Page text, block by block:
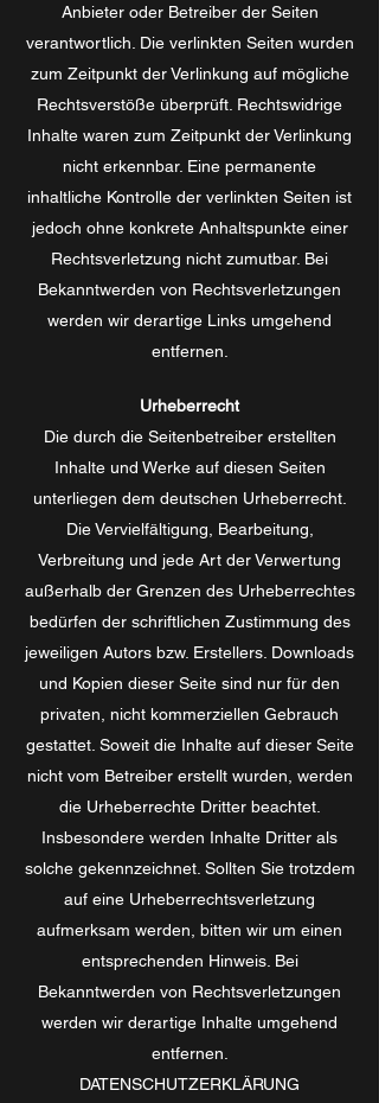
Anbieter oder Betreiber der Seiten
verantwortlich. Die verlinkten Seiten wurden
zum Zeitpunkt der Verlinkung auf mögliche
Rechtsverstöße überprüft. Rechtswidrige
Inhalte waren zum Zeitpunkt der Verlinkung
nicht erkennbar. Eine permanente
inhaltliche Kontrolle der verlinkten Seiten ist
jedoch ohne konkrete Anhaltspunkte einer
Rechtsverletzung nicht zumutbar. Bei
Bekanntwerden von Rechtsverletzungen
werden wir derartige Links umgehend
entfernen.
Urheberrecht
Die durch die Seitenbetreiber erstellten
Inhalte und Werke auf diesen Seiten
unterliegen dem deutschen Urheberrecht.
Die Vervielfältigung, Bearbeitung,
Verbreitung und jede Art der Verwertung
außerhalb der Grenzen des Urheberrechtes
bedürfen der schriftlichen Zustimmung des
jeweiligen Autors bzw. Erstellers. Downloads
und Kopien dieser Seite sind nur für den
privaten, nicht kommerziellen Gebrauch
gestattet. Soweit die Inhalte auf dieser Seite
nicht vom Betreiber erstellt wurden, werden
die Urheberrechte Dritter beachtet.
Insbesondere werden Inhalte Dritter als
solche gekennzeichnet. Sollten Sie trotzdem
auf eine Urheberrechtsverletzung
aufmerksam werden, bitten wir um einen
entsprechenden Hinweis. Bei
Bekanntwerden von Rechtsverletzungen
werden wir derartige Inhalte umgehend
entfernen.
DATENSCHUTZERKLÄRUNG